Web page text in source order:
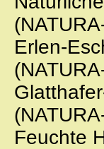
Erlen-
Feuchte